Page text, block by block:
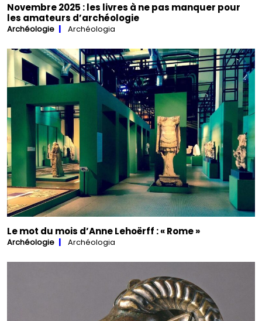
Novembre 2025 : les livres à ne pas manquer pour
les amateurs d’archéologie
Archéologie Archéologia
Le mot du mois d’Anne Lehoërff : « Rome »
Archéologie Archéologia